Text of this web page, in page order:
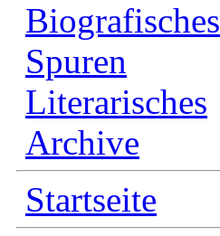
Biografisches
Spuren
Literarisches
Archive
Startseite